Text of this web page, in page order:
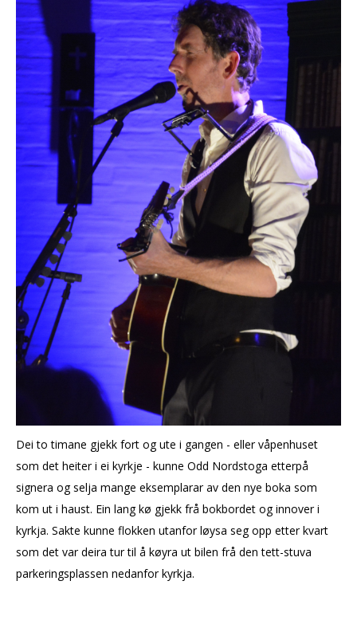
Dei to timane gjekk fort og ute i gangen - eller våpenhuset
som det heiter i ei kyrkje - kunne Odd Nordstoga etterpå
signera og selja mange eksemplarar av den nye boka som
kom ut i haust. Ein lang kø gjekk frå bokbordet og innover i
kyrkja. Sakte kunne flokken utanfor løysa seg opp etter kvart
som det var deira tur til å køyra ut bilen frå den tett-stuva
parkeringsplassen nedanfor kyrkja.